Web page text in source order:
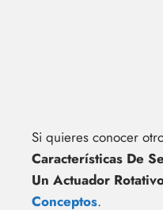
Si quieres conocer
Características De
Un Actuador
Conceptos.